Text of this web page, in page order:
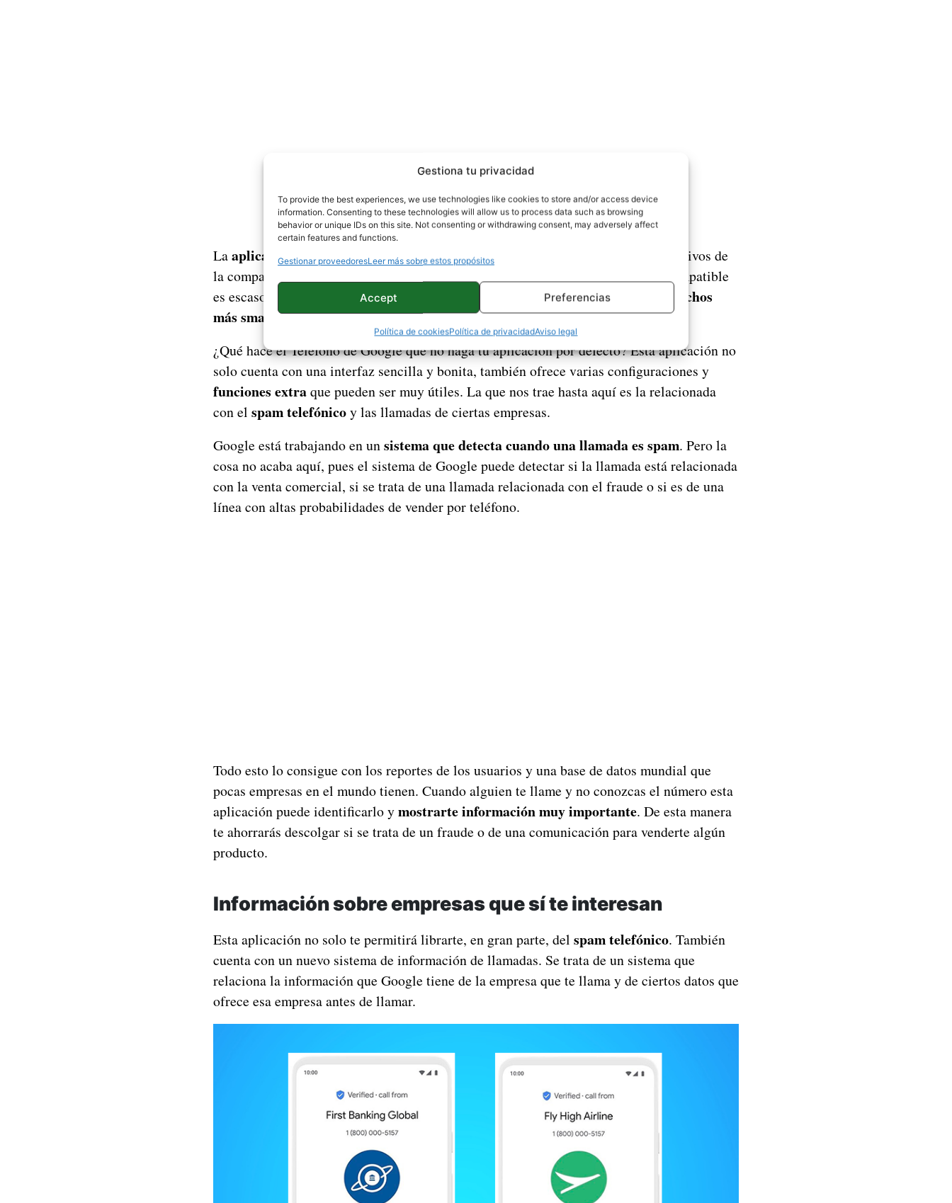
Gestiona tu privacidad
To provide the best experiences, we use technologies like cookies to store and/or access device
information. Consenting to these technologies will allow us to process data such as browsing
behavior or unique IDs on this site. Not consenting or withdrawing consent, may adversely affect
certain features and functions.
Gestionar proveedoresLeer más sobre estos propósitos
Accept Preferencias
Política de cookiesPolítica de privacidadAviso legal
Laaplicación de Teléfono de Googleestá disponible en Google Play para dispositivos de
la compañía y algunos terminales más. Por el momento el catálogo de móviles compatible
es escaso, pero la propia compañía ha prometido que
a finales de esta semana muchos
más smartphonespodrán aprovecharse de esta aplicación.
¿Qué hace el Teléfono de Google que no haga tu aplicación por defecto? Esta aplicación no
solo cuenta con una interfaz sencilla y bonita, también ofrece varias configuraciones y
funciones extraque pueden ser muy útiles. La que nos trae hasta aquí es la relacionada
con el spam telefónicoy las llamadas de ciertas empresas.
Google está trabajando en unsistema que detecta cuando una llamada es spam. Pero la
cosa no acaba aquí, pues el sistema de Google puede detectar si la llamada está relacionada
con la venta comercial, si se trata de una llamada relacionada con el fraude o si es de una
línea con altas probabilidades de vender por teléfono.
Todo esto lo consigue con los reportes de los usuarios y una base de datos mundial que
pocas empresas en el mundo tienen. Cuando alguien te llame y no conozcas el número esta
aplicación puede identificarlo ymostrarte información muy importante. De esta manera
te ahorrarás descolgar si se trata de un fraude o de una comunicación para venderte algún
producto.
Información sobre empresas que sí te interesan
Esta aplicación no solo te permitirá librarte, en gran parte, del spam telefónico. También
cuenta con un nuevo sistema de información de llamadas. Se trata de un sistema que
relaciona la información que Google tiene de la empresa que te llama y de ciertos datos que
ofrece esa empresa antes de llamar.